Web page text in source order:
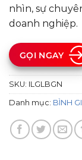
nhìn, sự
doanh nghiệp.
GỌI NGAY
SKU: ILGLBGN
Danh mục: BÌNH